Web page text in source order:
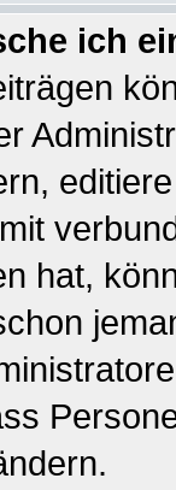
ich
hat,